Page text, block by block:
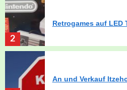
2
Retrogames auf LED
An und Verkauf